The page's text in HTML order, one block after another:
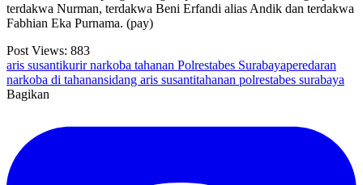
terdakwa Nurman, terdakwa Beni Erfandi alias Andik dan terdakwa
Fabhian Eka Purnama. (pay)
Post Views: 883
aris susantikurir narkoba tahanan Polrestabes Surabayaperedaran
narkoba di tahanansidang aris susantitahanan polrestabes surabaya
Bagikan